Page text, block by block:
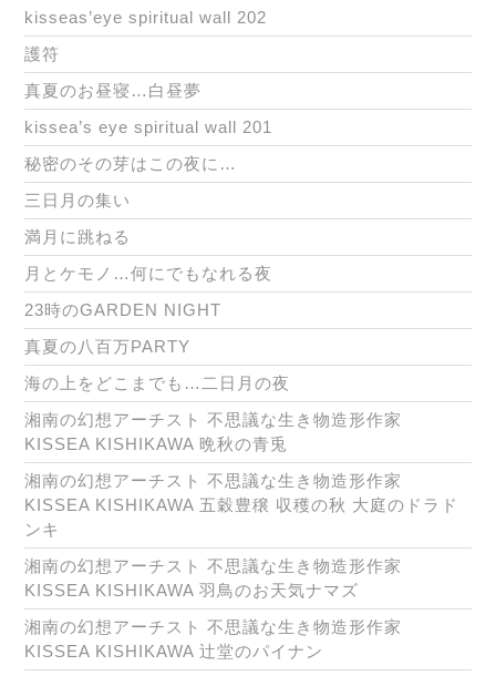
kisseas’eye spiritual wall 202
護符
真夏のお昼寝…白昼夢
kissea’s eye spiritual wall 201
秘密のその芽はこの夜に…
三日月の集い
満月に跳ねる
月とケモノ…何にでもなれる夜
23時のGARDEN NIGHT
真夏の八百万PARTY
海の上をどこまでも…二日月の夜
湘南の幻想アーチスト 不思議な生き物造形作家
KISSEA KISHIKAWA 晩秋の青兎
湘南の幻想アーチスト 不思議な生き物造形作家
KISSEA KISHIKAWA 五穀豊穣 収穫の秋 大庭のドラド
ンキ
湘南の幻想アーチスト 不思議な生き物造形作家
KISSEA KISHIKAWA 羽鳥のお天気ナマズ
湘南の幻想アーチスト 不思議な生き物造形作家
KISSEA KISHIKAWA 辻堂のパイナン